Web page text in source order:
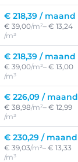
€ 218,39 / maand
€ 39,00/m²– € 13,24
/m³
€ 218,39 / maand
€ 39,00/m²– € 13,00
/m³
€ 226,09 / maand
€ 38,98/m²– € 12,99
/m³
€ 230,29 / maand
€ 39,03/m²– € 13,33
/m³